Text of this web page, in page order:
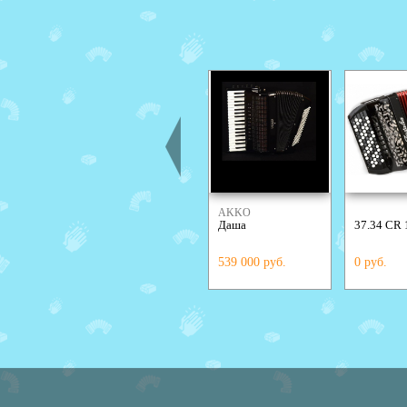
AKKO
Даша
539 000 руб.
37.34 CR
0 руб.